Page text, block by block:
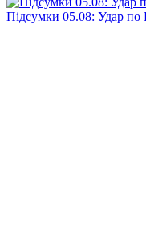
Підсумки 05.08: Удар по